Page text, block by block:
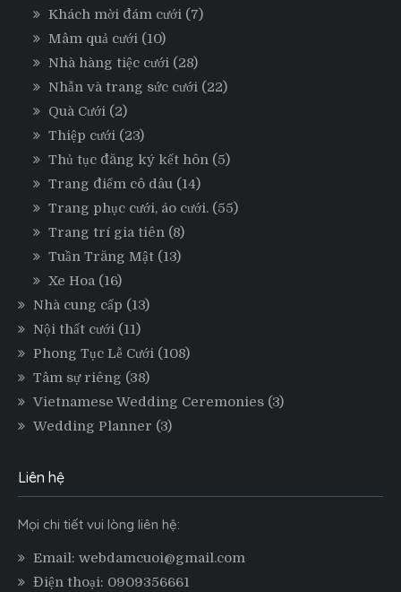
Khách mời đám cưới (7)
Mâm quả cưới (10)
Nhà hàng tiệc cưới (28)
Nhẫn và trang sức cưới (22)
Quà Cưới (2)
Thiệp cưới (23)
Thủ tục đăng ký kết hôn (5)
Trang điểm cô dâu (14)
Trang phục cưới, áo cưới. (55)
Trang trí gia tiên (8)
Tuần Trăng Mật (13)
Xe Hoa (16)
Nhà cung cấp (13)
Nội thất cưới (11)
Phong Tục Lễ Cưới (108)
Tâm sự riêng (38)
Vietnamese Wedding Ceremonies (3)
Wedding Planner (3)
Liên hệ
Mọi chi tiết vui lòng liên hệ:
Email: webdamcuoi@gmail.com
Điện thoại: 0909356661